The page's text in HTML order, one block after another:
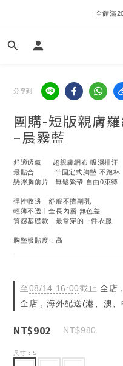
全館滿
分享到
團購-短版親膚
–晨霧藍
舒適透氣     超親膚網布 吸濕排汗
最貼合         半固定式胸墊 不跑杯
懸浮胸前片   無鬆緊帶 自由0束縛
彈性收邊｜舒服不擠副乳
輕薄不透丨全長內層 無色差
質感基礎款｜最常穿的ㄧ件衣服
胸墊服貼度：高
至08/14 16:00截止 全店
全店，海外配送(港、澳
NT$902 NT$980
尺寸 : S